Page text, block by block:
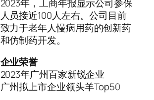
2023年，工商年报显示公司参保
人员接近100人左右。公司目前
致力于老年人慢病用药的创新药
和仿制药开发。
企业荣誉
2023年广州百家新锐企业
广州拟上市企业领头羊Top50